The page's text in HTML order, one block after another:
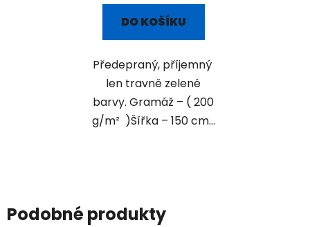
DO KOŠÍKU
Předepraný, příjemný
len travně zelené
barvy. Gramáž – ( 200
g/m² )Šířka – 150 cm...
Podobné produkty